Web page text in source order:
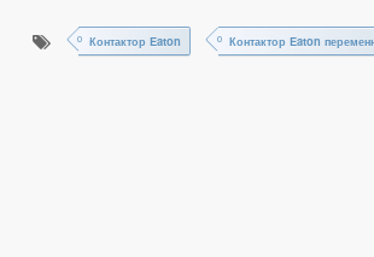
Контактор Eaton Контактор Eaton